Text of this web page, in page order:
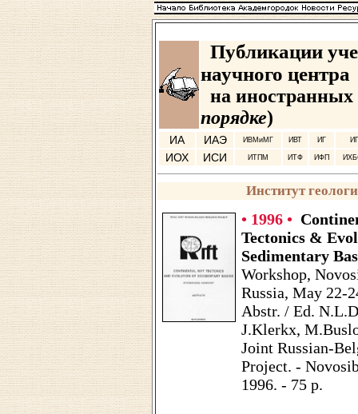
Публикации
научного центра
на
порядке)
ИА ИАЭ ИВМиМГ ИВТ ИГ
ИОХ ИСИ ИТПМ ИТФ ИФП
Институт
• 1996 •
Tectonics &
Sedimentary
Workshop,
Russia, May 22-
Abstr. / Ed.
J.Klerkx,
Joint Russian-
Project. -
1996. - 75 p.